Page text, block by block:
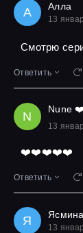
А Алла
13
Смотрю
Ответить
N
13
❤️❤️❤️❤️❤️
Ответить
Я Ясмина
13